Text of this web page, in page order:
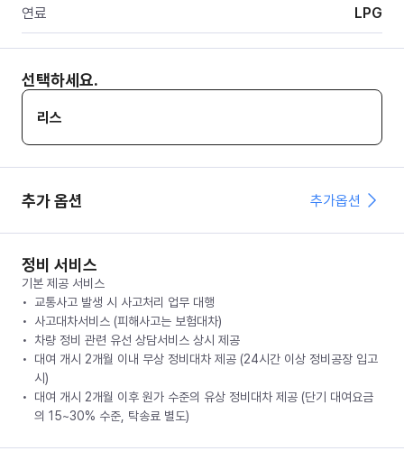
연료 LPG
선택하세요.
리스
추가 옵션 추가옵션
정비 서비스
기본 제공 서비스
교통사고 발생 시 사고처리 업무 대행
사고대차서비스 (피해사고는 보험대차)
차량 정비 관련 유선 상담서비스 상시 제공
대여 개시 2개월 이내 무상 정비대차 제공 (24시간 이상 정비공장 입고
시)
대여 개시 2개월 이후 원가 수준의 유상 정비대차 제공 (단기 대여요금
의 15~30% 수준, 탁송료 별도)